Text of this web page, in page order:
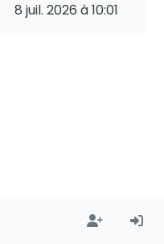
8 juil. 2026 à 10:01